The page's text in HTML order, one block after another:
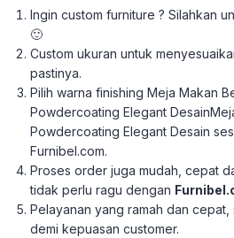
Ingin custom furniture ? Silahkan
🙂
Custom ukuran untuk
pastinya.
Pilih warna finishing Meja Makan
Powdercoating Elegant
Powdercoating Elegant Desain
Furnibel.com.
Proses order juga mudah, cepat
tidak perlu ragu dengan
Pelayanan yang ramah dan cepat,
demi kepuasan customer.